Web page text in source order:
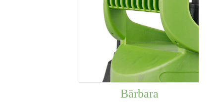
Bärbara